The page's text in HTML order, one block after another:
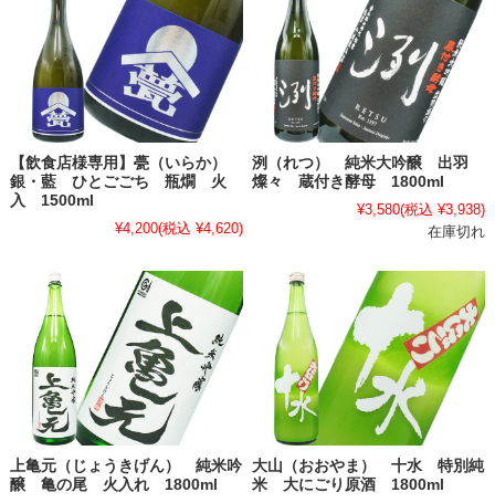
【飲食店様専用】甍（いらか）
銀・藍 ひとごごち 瓶燗 火
入 1500ml
¥4,200(税込 ¥4,620)
洌（れつ） 純米大吟醸 出羽
燦々 蔵付き酵母 1800ml
¥3,580(税込 ¥3,938)
在庫切れ
上亀元（じょうきげん） 純米吟
醸 亀の尾 火入れ 1800ml
大山（おおやま） 十水 特別純
米 大にごり原酒 1800ml